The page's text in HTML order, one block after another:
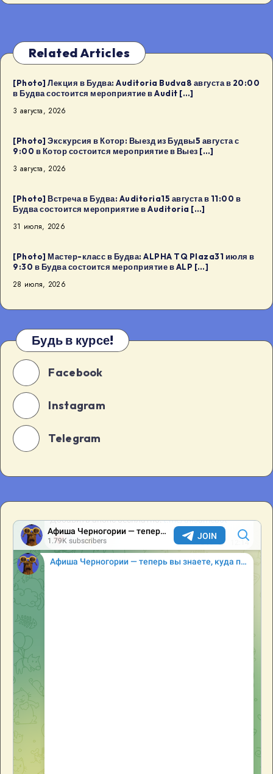
Related Articles
[Photo] Лекция в Будва: Auditoria Budva8 августа в 20:00
в Будва состоится мероприятие в Audit […]
3 августа, 2026
[Photo] Экскурсия в Котор: Выезд из Будвы5 августа с
9:00 в Котор состоится мероприятие в Выез […]
3 августа, 2026
[Photo] Встреча в Будва: Auditoria15 августа в 11:00 в
Будва состоится мероприятие в Auditoria […]
31 июля, 2026
[Photo] Мастер-класс в Будва: ALPHA TQ Plaza31 июля в
9:30 в Будва состоится мероприятие в ALP […]
28 июля, 2026
Будь в курсе!
Facebook
Instagram
Telegram